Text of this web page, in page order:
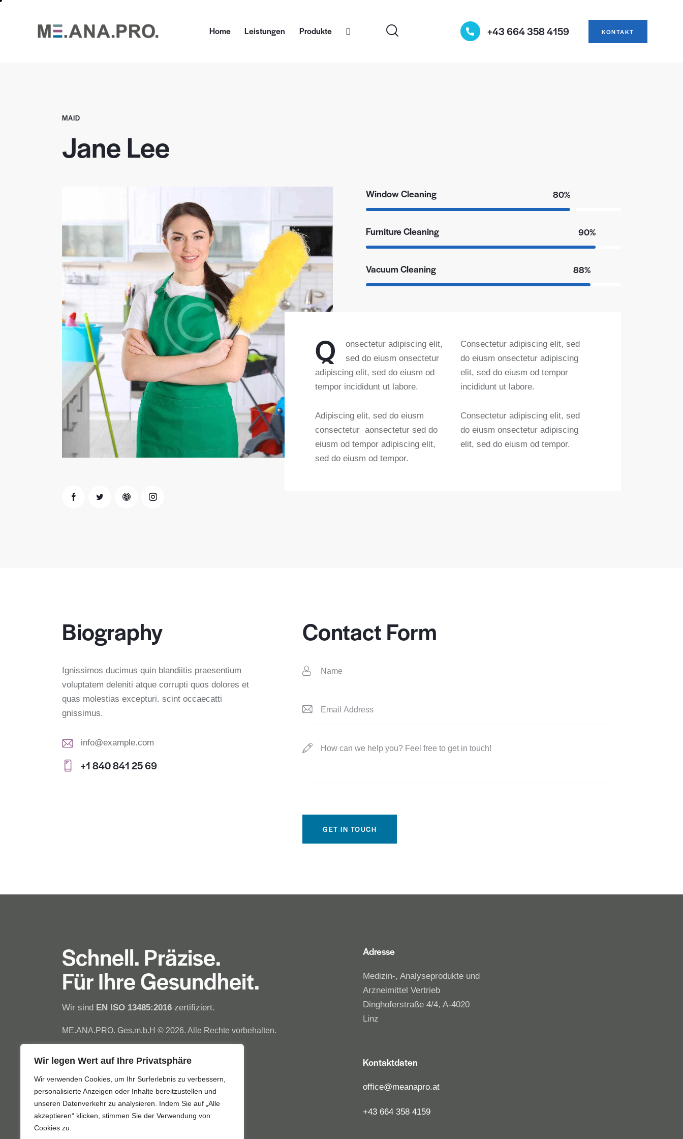
Wir legen Wert auf Ihre Privatsphäre
Wir verwenden Cookies, um Ihr Surferlebnis zu verbessern,
personalisierte Anzeigen oder Inhalte bereitzustellen und
unseren Datenverkehr zu analysieren. Indem Sie auf „Alle
akzeptieren“ klicken, stimmen Sie der Verwendung von
Cookies zu.
Home Leistungen Produkte +43 664 358 4159 KONTAKT
MAID
Jane Lee
Window Cleaning 80%
Furniture Cleaning 90%
Vacuum Cleaning 88%
Q
onsectetur adipiscing elit,
sed do eiusm onsectetur
adipiscing elit, sed do eiusm od
tempor incididunt ut labore.
Adipiscing elit, sed do eiusm
consectetur aonsectetur sed do
eiusm od tempor adipiscing elit,
sed do eiusm od tempor.
Consectetur adipiscing elit, sed
do eiusm onsectetur adipiscing
elit, sed do eiusm od tempor
incididunt ut labore.
Consectetur adipiscing elit, sed
do eiusm onsectetur adipiscing
elit, sed do eiusm od tempor.
Biography
Ignissimos ducimus quin blandiitis praesentium
voluptatem deleniti atque corrupti quos dolores et
quas molestias excepturi. scint occaecatti
gnissimus.
E-
m
info@example.com
+1 840 841 25 69
Contact Form
Schnell. Präzise.
Für Ihre Gesundheit.
Wir sind EN ISO 13485:2016 zertifiziert.
ME.ANA.PRO. Ges.m.b.H © 2026. Alle Rechte vorbehalten.
Adresse
Medizin-, Analyseprodukte und
Arzneimittel Vertrieb
Dinghoferstraße 4/4, A-4020
Linz
Kontaktdaten
office@meanapro.at
+43 664 358 4159